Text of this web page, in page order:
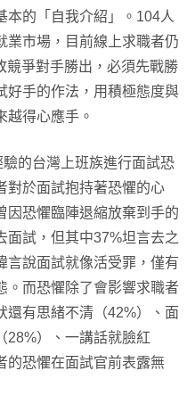
本的「自我介紹」。104人
業市場，目前線上求職者仍
競爭對手勝出，必須先戰勝
好手的作法，用積極態度與
越得心應手。
的台灣上班族進行面試恐
對於面試抱持著恐懼的心
因恐懼臨陣退縮放棄到手的
面試，但其中37%坦言去之
言說面試就像活受罪，僅有
。而恐懼除了會影響求職者
還有思緒不清（42%）、面
28%）、一講話就臉紅
的恐懼在面試官前表露無